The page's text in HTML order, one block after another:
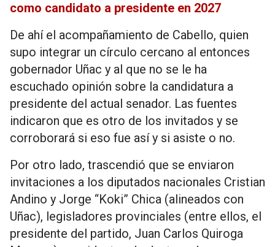
como candidato a presidente en 2027
De ahí el acompañamiento de Cabello, quien
supo integrar un círculo cercano al entonces
gobernador Uñac y al que no se le ha
escuchado opinión sobre la candidatura a
presidente del actual senador. Las fuentes
indicaron que es otro de los invitados y se
corroborará si eso fue así y si asiste o no.
Por otro lado, trascendió que se enviaron
invitaciones a los diputados nacionales Cristian
Andino y Jorge “Koki” Chica (alineados con
Uñac), legisladores provinciales (entre ellos, el
presidente del partido, Juan Carlos Quiroga